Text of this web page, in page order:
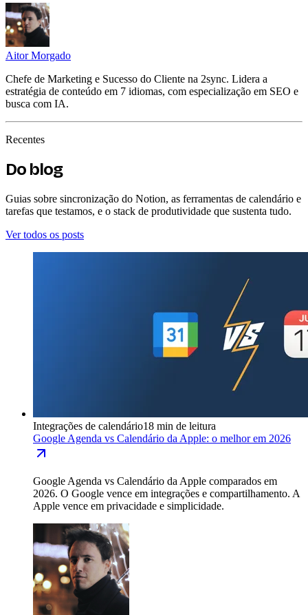
Aitor Morgado
Chefe de Marketing e Sucesso do Cliente na 2sync. Lidera a
estratégia de conteúdo em 7 idiomas, com especialização em SEO e
busca com IA.
Recentes
Do blog
Guias sobre sincronização do Notion, as ferramentas de calendário e
tarefas que testamos, e o stack de produtividade que sustenta tudo.
Ver todos os posts
Integrações de calendário18 min de leitura
Google Agenda vs Calendário da Apple: o melhor em 2026
Google Agenda vs Calendário da Apple comparados em
2026. O Google vence em integrações e compartilhamento. A
Apple vence em privacidade e simplicidade.